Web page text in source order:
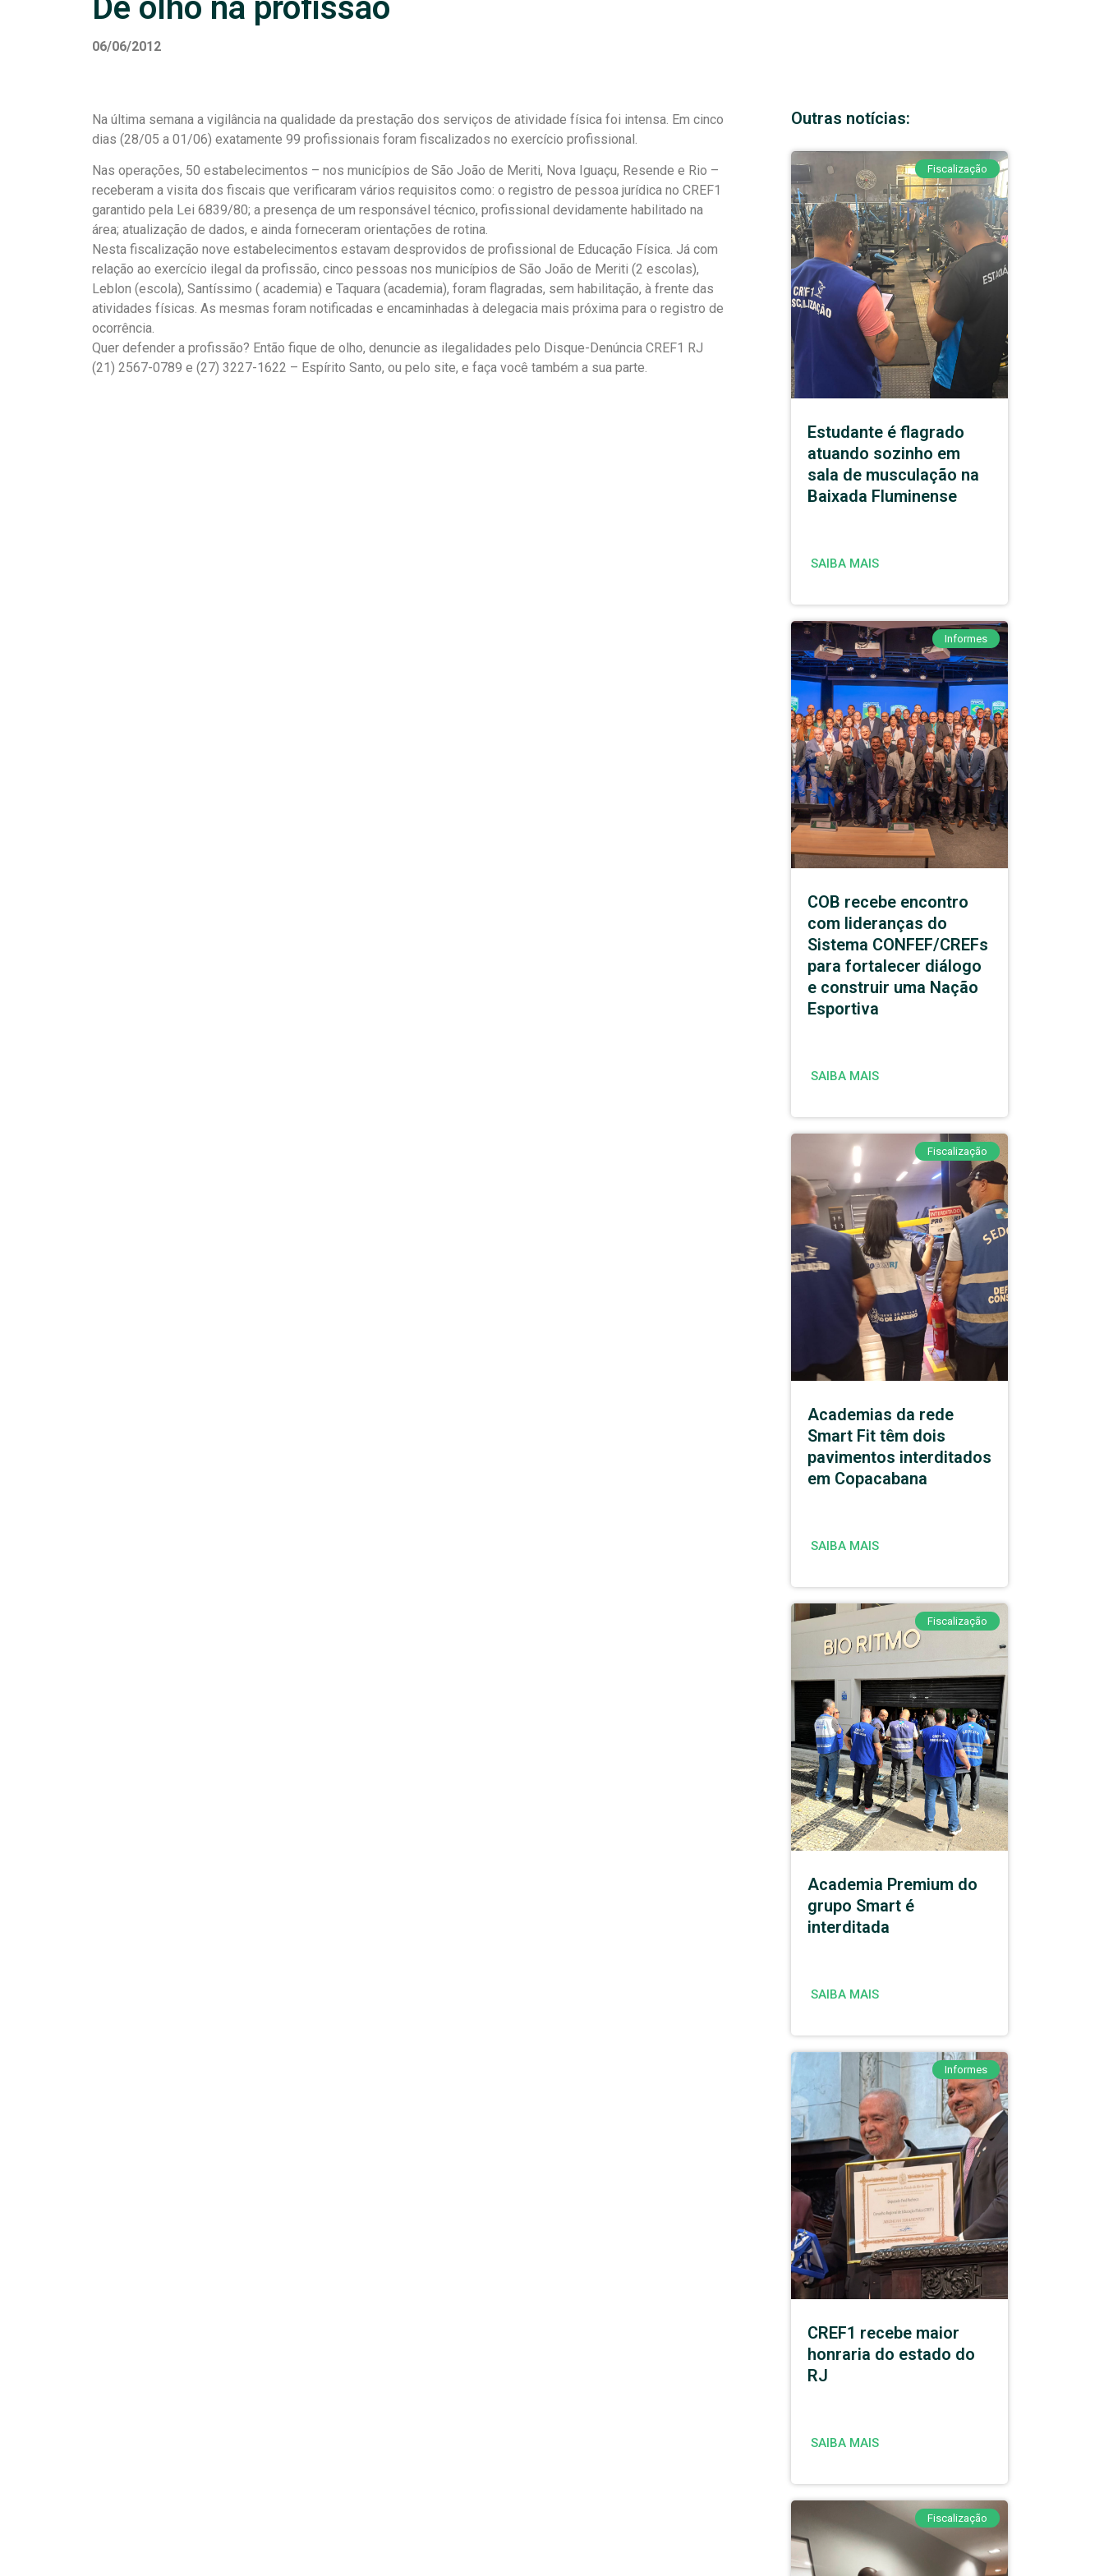
De olho na profissão
06/06/2012
Na última semana a vigilância na qualidade da prestação dos serviços de atividade física foi intensa. Em cinco
dias (28/05 a 01/06) exatamente 99 profissionais foram fiscalizados no exercício profissional.
Nas operações, 50 estabelecimentos – nos municípios de São João de Meriti, Nova Iguaçu, Resende e Rio –
receberam a visita dos fiscais que verificaram vários requisitos como: o registro de pessoa jurídica no CREF1
garantido pela Lei 6839/80; a presença de um responsável técnico, profissional devidamente habilitado na
área; atualização de dados, e ainda forneceram orientações de rotina.
Nesta fiscalização nove estabelecimentos estavam desprovidos de profissional de Educação Física. Já com
relação ao exercício ilegal da profissão, cinco pessoas nos municípios de São João de Meriti (2 escolas),
Leblon (escola), Santíssimo ( academia) e Taquara (academia), foram flagradas, sem habilitação, à frente das
atividades físicas. As mesmas foram notificadas e encaminhadas à delegacia mais próxima para o registro de
ocorrência.
Quer defender a profissão? Então fique de olho, denuncie as ilegalidades pelo Disque-Denúncia CREF1 RJ
(21) 2567-0789 e (27) 3227-1622 – Espírito Santo, ou pelo site, e faça você também a sua parte.
Outras notícias:
Fiscalização
Estudante é flagrado
atuando sozinho em
sala de musculação na
Baixada Fluminense
SAIBA MAIS
Informes
COB recebe encontro
com lideranças do
Sistema CONFEF/CREFs
para fortalecer diálogo
e construir uma Nação
Esportiva
SAIBA MAIS
Fiscalização
Academias da rede
Smart Fit têm dois
pavimentos interditados
em Copacabana
SAIBA MAIS
Fiscalização
Academia Premium do
grupo Smart é
interditada
SAIBA MAIS
Informes
CREF1 recebe maior
honraria do estado do
RJ
SAIBA MAIS
Fiscalização